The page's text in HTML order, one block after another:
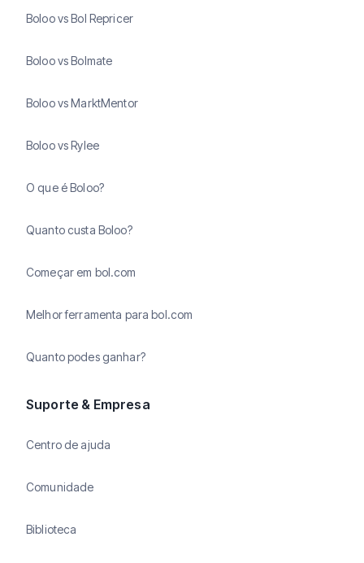
Boloo vs Bol Repricer
Boloo vs Bolmate
Boloo vs MarktMentor
Boloo vs Rylee
O que é Boloo?
Quanto custa Boloo?
Começar em bol.com
Melhor ferramenta para bol.com
Quanto podes ganhar?
Suporte & Empresa
Centro de ajuda
Comunidade
Biblioteca